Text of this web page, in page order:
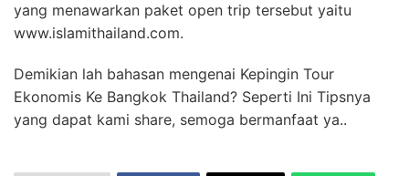
yang menawarkan paket open trip tersebut yaitu
www.islamithailand.com.
Demikian lah bahasan mengenai Kepingin Tour
Ekonomis Ke Bangkok Thailand? Seperti Ini Tipsnya
yang dapat kami share, semoga bermanfaat ya..